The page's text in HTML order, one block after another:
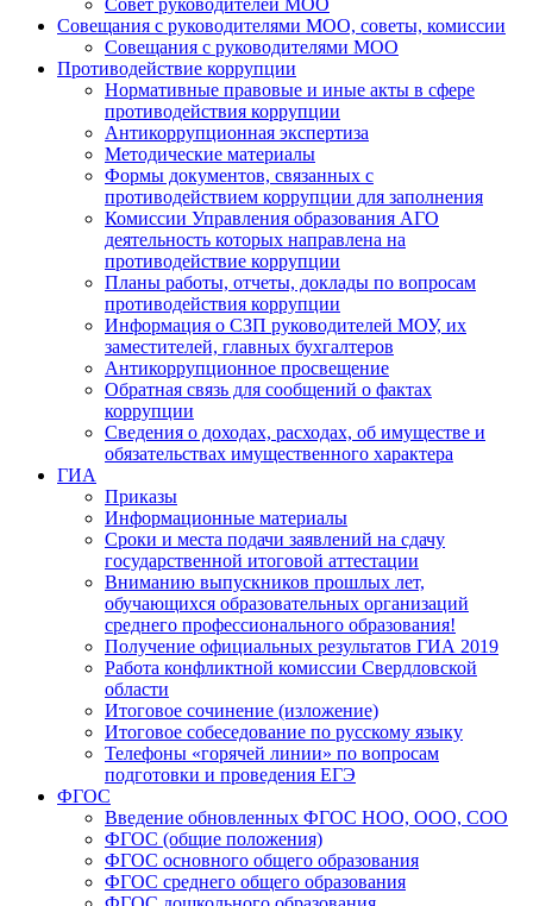
Совет руководителей МОО
Совещания с руководителями МОО, советы, комиссии
Совещания с руководителями МОО
Противодействие коррупции
Нормативные правовые и иные акты в сфере
противодействия коррупции
Антикоррупционная экспертиза
Методические материалы
Формы документов, связанных с
противодействием коррупции для заполнения
Комиссии Управления образования АГО
деятельность которых направлена на
противодействие коррупции
Планы работы, отчеты, доклады по вопросам
противодействия коррупции
Информация о СЗП руководителей МОУ, их
заместителей, главных бухгалтеров
Антикоррупционное просвещение
Обратная связь для сообщений о фактах
коррупции
Сведения о доходах, расходах, об имуществе и
обязательствах имущественного характера
ГИА
Приказы
Информационные материалы
Сроки и места подачи заявлений на сдачу
государственной итоговой аттестации
Вниманию выпускников прошлых лет,
обучающихся образовательных организаций
среднего профессионального образования!
Получение официальных результатов ГИА 2019
Работа конфликтной комиссии Свердловской
области
Итоговое сочинение (изложение)
Итоговое собеседование по русскому языку
Телефоны «горячей линии» по вопросам
подготовки и проведения ЕГЭ
ФГОС
Введение обновленных ФГОС НОО, ООО, СОО
ФГОС (общие положения)
ФГОС основного общего образования
ФГОС среднего общего образования